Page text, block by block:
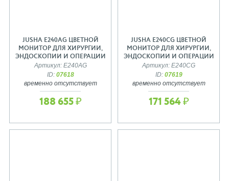
JUSHA E240AG ЦВЕТНОЙ
МОНИТОР ДЛЯ ХИРУРГИИ,
ЭНДОСКОПИИ И ОПЕРАЦИИ
Артикул: E240AG
ID: 07618
временно отсутствует
188 655 ₽
JUSHA E240CG ЦВЕТНОЙ
МОНИТОР ДЛЯ ХИРУРГИИ,
ЭНДОСКОПИИ И ОПЕРАЦИИ
Артикул: E240CG
ID: 07619
временно отсутствует
171 564 ₽